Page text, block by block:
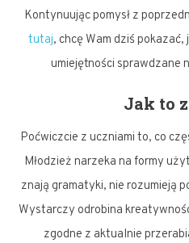
Kontynuując pomysł z
tutaj, chcę Wam dziś
umiejętności sprawdzane
Jak to
Poćwiczcie z uczniami to, co
Młodzież narzeka na formy
znają gramatyki, nie rozumieją
Wystarczy odrobina
zgodne z aktualnie